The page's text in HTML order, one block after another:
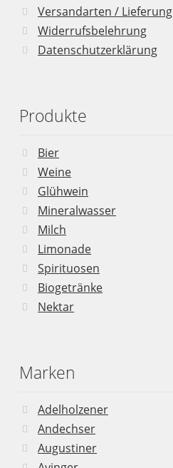
Versandarten / Lieferung
Widerrufsbelehrung
Datenschutzerklärung
Produkte
Bier
Weine
Glühwein
Mineralwasser
Milch
Limonade
Spirituosen
Biogetränke
Nektar
Marken
Adelholzener
Andechser
Augustiner